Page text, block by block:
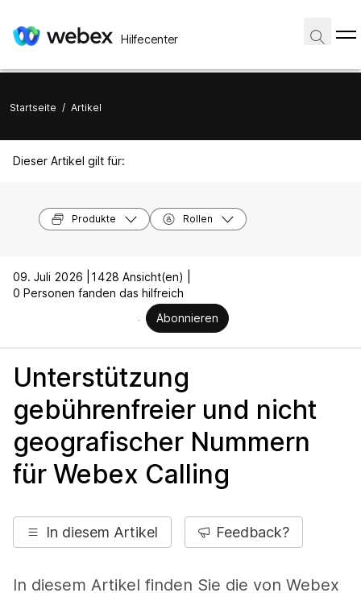
Hilfecenter
Startseite / Artikel
Dieser Artikel gilt für:
Produkte Rollen
09. Juli 2026 |
1428 Ansicht(en) |
0 Personen fanden das hilfreich
Abonnieren
Unterstützung
gebührenfreier und nicht
geografischer Nummern
für Webex Calling
In diesem Artikel Feedback?
In diesem Artikel finden Sie die von Webex